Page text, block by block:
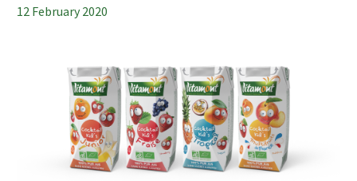
12 February 2020